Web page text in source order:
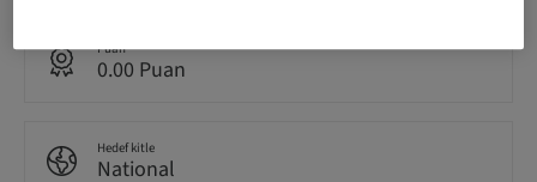
Puan
0.00 Puan
Hedef kitle
National